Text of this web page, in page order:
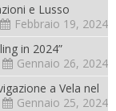
e Lusso
Febbraio 19, 2024
in 2024”
Gennaio 26, 2024
a Vela nel
Gennaio 25, 2024